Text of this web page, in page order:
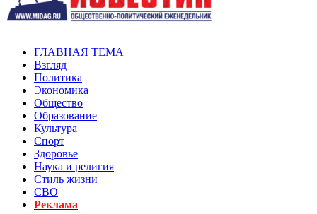
ГЛАВНАЯ ТЕМА
Взгляд
Политика
Экономика
Общество
Образование
Культура
Спорт
Здоровье
Наука и религия
Стиль жизни
СВО
Реклама